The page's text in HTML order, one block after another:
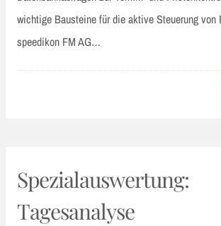
wichtige Bausteine für die aktive Steuerung von
speedikon FM AG…
Spezialauswertung:
Tagesanalyse